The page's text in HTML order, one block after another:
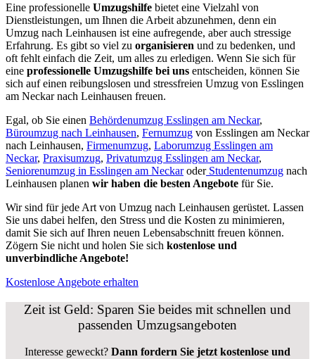
Eine professionelle Umzugshilfe bietet eine Vielzahl von
Dienstleistungen, um Ihnen die Arbeit abzunehmen, denn ein
Umzug nach Leinhausen ist eine aufregende, aber auch stressige
Erfahrung. Es gibt so viel zu organisieren und zu bedenken, und
oft fehlt einfach die Zeit, um alles zu erledigen. Wenn Sie sich für
eine professionelle Umzugshilfe bei uns entscheiden, können Sie
sich auf einen reibungslosen und stressfreien Umzug von Esslingen
am Neckar nach Leinhausen freuen.
Egal, ob Sie einen Behördenumzug Esslingen am Neckar,
Büroumzug nach Leinhausen, Fernumzug von Esslingen am Neckar
nach Leinhausen, Firmenumzug, Laborumzug Esslingen am
Neckar, Praxisumzug, Privatumzug Esslingen am Neckar,
Seniorenumzug in Esslingen am NeckaroderStudentenumzug nach
Leinhausen planen wir haben die besten Angebote für Sie.
Wir sind für jede Art von Umzug nach Leinhausen gerüstet. Lassen
Sie uns dabei helfen, den Stress und die Kosten zu minimieren,
damit Sie sich auf Ihren neuen Lebensabschnitt freuen können.
Zögern Sie nicht und holen Sie sich kostenlose und
unverbindliche Angebote!
Kostenlose Angebote erhalten
Zeit ist Geld: Sparen Sie beides mit schnellen und
passenden Umzugsangeboten
Interesse geweckt? Dann fordern Sie jetzt kostenlose und